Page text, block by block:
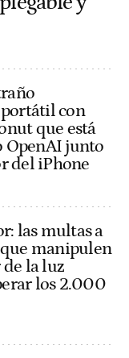
con
que está
OpenAI junto
del iPhone
las multas a
manipulen
la luz
los 2.000